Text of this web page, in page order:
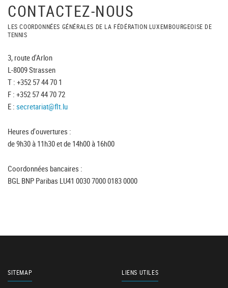
CONTACTEZ-NOUS
LES COORDONNÉES GÉNÉRALES DE LA FÉDÉRATION LUXEMBOURGEOISE DE
TENNIS
3, route d'Arlon
L-8009 Strassen
T : +352 57 44 70 1
F : +352 57 44 70 72
E : secretariat@flt.lu
Heures d'ouvertures :
de 9h30 à 11h30 et de 14h00 à 16h00
Coordonnées bancaires :
BGL BNP Paribas LU41 0030 7000 0183 0000
SITEMAP LIENS UTILES